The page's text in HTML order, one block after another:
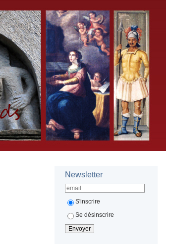
Newsletter
S'inscrire
Se désinscrire